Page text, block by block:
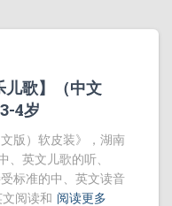
儿歌】（中文
4岁
版）软皮装》，湖南
英文儿歌的听、
标准的中、英文读音
阅读和 阅读更多